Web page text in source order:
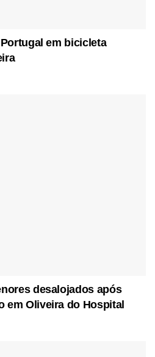
em bicicleta
desalojados após
em Oliveira do Hospital